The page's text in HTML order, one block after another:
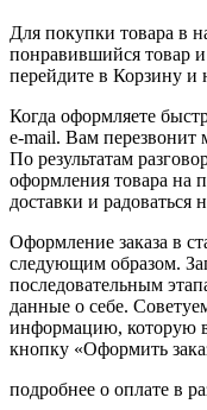
Для покупки товара в
понравившийся товар и
перейдите в Корзину и
Когда оформляете
e-mail. Вам перезвонит
По результатам
оформления товара на
доставки и радоваться
Оформление заказа в
следующим образом.
последовательным
данные о себе.
информацию, которую
кнопку «Оформить
подробнее о оплате в